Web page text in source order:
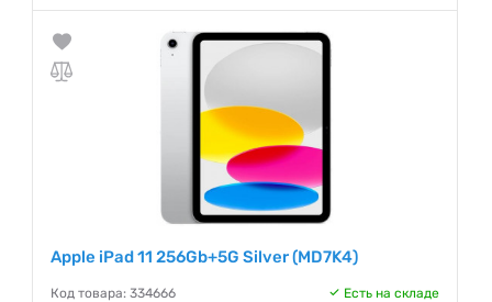
Apple iPad 11 256Gb+5G Silver (MD7K4)
Код товара: 334666 Есть на складе